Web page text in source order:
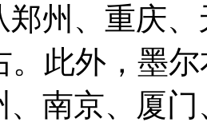
郑州、重庆
。此外，墨
、南京、厦